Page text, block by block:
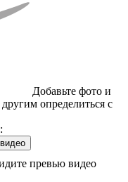
Добавьте фото и
определиться с
превью видео